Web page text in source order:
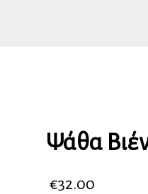
Ψάθα
€32.00